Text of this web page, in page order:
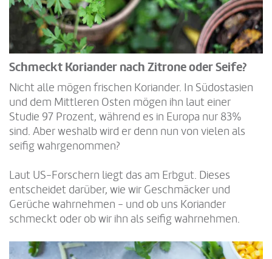
Schmeckt Koriander nach Zitrone oder Seife?
Nicht alle mögen frischen Koriander. In Südostasien
und dem Mittleren Osten mögen ihn laut einer
Studie 97 Prozent, während es in Europa nur 83%
sind. Aber weshalb wird er denn nun von vielen als
seifig wahrgenommen?
Laut US-Forschern liegt das am Erbgut. Dieses
entscheidet darüber, wie wir Geschmäcker und
Gerüche wahrnehmen - und ob uns Koriander
schmeckt oder ob wir ihn als seifig wahrnehmen.